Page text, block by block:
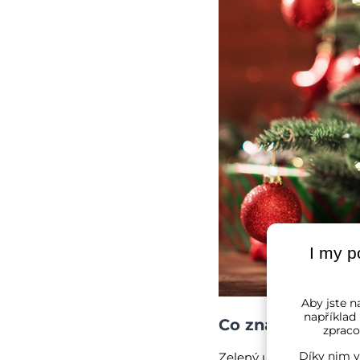
Co znamená
Zelený uprostřed zimy
I my
Aby jste
například
Díky nim